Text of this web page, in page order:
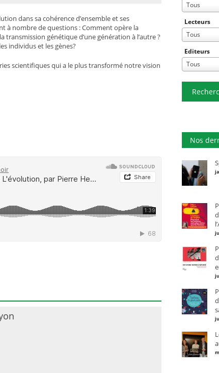
dans sa cohérence d’ensemble et ses
à nombre de questions : Comment opère la
transmission génétique d’une génération à l’autre ?
individus et les gènes?
scientifiques qui a le plus transformé notre vision
Tous
Lecteurs
Tous
Editeurs
Tous
Nos